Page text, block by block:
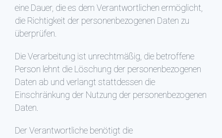
eine Dauer, die es dem Verantwortlichen ermöglicht,
die Richtigkeit der personenbezogenen Daten zu
überprüfen.
Die Verarbeitung ist unrechtmäßig, die betroffene
Person lehnt die Löschung der personenbezogenen
Daten ab und verlangt stattdessen die
Einschränkung der Nutzung der personenbezogenen
Daten.
Der Verantwortliche benötigt die